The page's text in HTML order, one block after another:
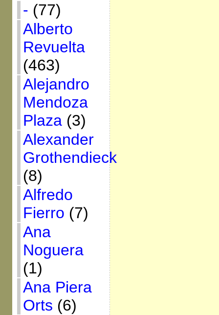
- (77)
Alberto
Revuelta
(463)
Alejandro
Mendoza
Plaza(3)
Alexander
Grothendieck
(8)
Alfredo
Fierro (7)
Ana
Noguera
(1)
Ana Piera
Orts (6)